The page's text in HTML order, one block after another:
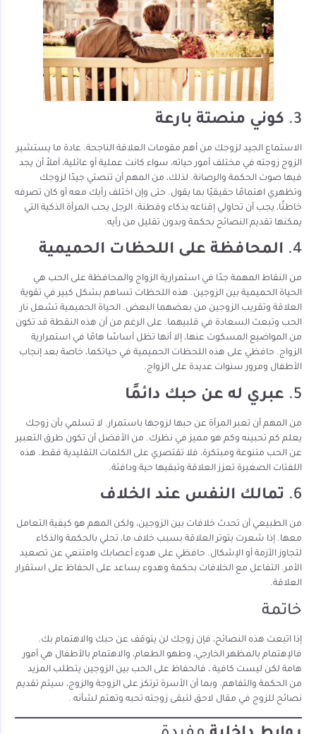
3. كوني منصتة بارعة
الاستماع الجيد لزوجك من أهم مقومات العلاقة الناجحة. عادة ما يستشير
الزوج زوجته في مختلف أمور حياته، سواء كانت عملية أو عائلية، آملاً أن يجد
فيها صوت الحكمة والرصانة. لذلك، من المهم أن تنصتي جيدًا لزوجك
وتظهري اهتمامًا حقيقيًا بما يقول. حتى وإن اختلف رأيك معه أو كان تصرفه
خاطئًا، يجب أن تحاولي إقناعه بذكاء وفطنة. الرجل يحب المرأة الذكية التي
يمكنها تقديم النصائح بحكمة وبدون تقليل من رأيه.
4. المحافظة على اللحظات الحميمية
من النقاط المهمة جدًا في استمرارية الزواج والمحافظة على الحب هي
الحياة الحميمية بين الزوجين. هذه اللحظات تساهم بشكل كبير في تقوية
العلاقة وتقريب الزوجين من بعضهما البعض. الحياة الحميمية تشعل نار
الحب وتبعث السعادة في قلبيهما. على الرغم من أن هذه النقطة قد تكون
من المواضيع المسكوت عنها، إلا أنها تظل أساسًا هامًا في استمرارية
الزواج. حافظي على هذه اللحظات الحميمية في حياتكما، خاصة بعد إنجاب
الأطفال ومرور سنوات عديدة على الزواج.
5. عبري له عن حبك دائمًا
من المهم أن تعبر المرأة عن حبها لزوجها باستمرار. لا تسلمي بأن زوجك
يعلم كم تحبينه وكم هو مميز في نظرك. من الأفضل أن تكون طرق التعبير
عن الحب متنوعة ومبتكرة، فلا تقتصري على الكلمات التقليدية فقط. هذه
اللفتات الصغيرة تعزز العلاقة وتبقيها حية ودافئة.
6. تمالك النفس عند الخلاف
من الطبيعي أن تحدث خلافات بين الزوجين، ولكن المهم هو كيفية التعامل
معها. إذا شعرت بتوتر العلاقة بسبب خلاف ما، تحلي بالحكمة والذكاء
لتجاوز الأزمة أو الإشكال. حافظي على هدوء أعصابك وامتنعي عن تصعيد
الأمر. التفاعل مع الخلافات بحكمة وهدوء يساعد على الحفاظ على استقرار
العلاقة.
خاتمة
إذا اتبعت هذه النصائح، فإن زوجك لن يتوقف عن حبك والاهتمام بك.
فالإهتمام بالمظهر الخارجي، وطهو الطعام، والاهتمام بالأطفال هي أمور
هامة لكن ليست كافية ، فالحفاظ على الحب بين الزوجين يتطلب المزيد
من الحكمة والتفاهم. وبما أن الأسرة ترتكز على الزوجة والزوج، سيتم تقديم
نصائح للزوج في مقال لاحق لتبقى زوجته تحبه وتهتم لشأنه .